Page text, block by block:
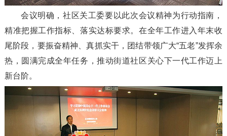
会议明确，社区关工委要以此次会议精神为行动指南，
精准把握工作指标、落实达标要求。在全年工作进入年末收
尾阶段，要振奋精神、真抓实干，团结带领广大“五老”发挥余
热，圆满完成全年任务，推动街道社区关心下一代工作迈上
新台阶。